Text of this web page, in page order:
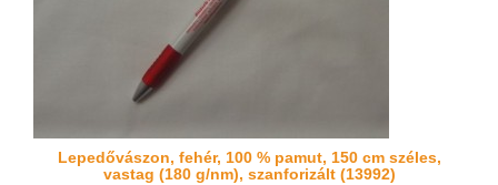
Lepedővászon, fehér, 100 % pamut, 150 cm széles,
vastag (180 g/nm), szanforizált (13992)